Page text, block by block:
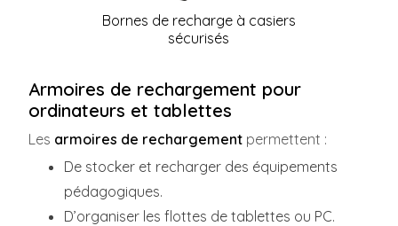
Bornes de recharge à casiers
sécurisés
Armoires de rechargement pour
ordinateurs et tablettes
Les armoires de rechargement permettent :
De stocker et recharger des équipements
pédagogiques.
D’organiser les flottes de tablettes ou PC.